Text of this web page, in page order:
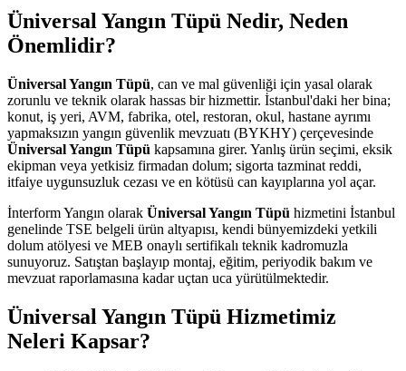
Üniversal Yangın Tüpü Nedir, Neden
Önemlidir?
Üniversal Yangın Tüpü, can ve mal güvenliği için yasal olarak
zorunlu ve teknik olarak hassas bir hizmettir. İstanbul'daki her bina;
konut, iş yeri, AVM, fabrika, otel, restoran, okul, hastane ayrımı
yapmaksızın yangın güvenlik mevzuatı (BYKHY) çerçevesinde
Üniversal Yangın Tüpü kapsamına girer. Yanlış ürün seçimi, eksik
ekipman veya yetkisiz firmadan dolum; sigorta tazminat reddi,
itfaiye uygunsuzluk cezası ve en kötüsü can kayıplarına yol açar.
İnterform Yangın olarak Üniversal Yangın Tüpü hizmetini İstanbul
genelinde TSE belgeli ürün altyapısı, kendi bünyemizdeki yetkili
dolum atölyesi ve MEB onaylı sertifikalı teknik kadromuzla
sunuyoruz. Satıştan başlayıp montaj, eğitim, periyodik bakım ve
mevzuat raporlamasına kadar uçtan uca yürütülmektedir.
Üniversal Yangın Tüpü Hizmetimiz
Neleri Kapsar?